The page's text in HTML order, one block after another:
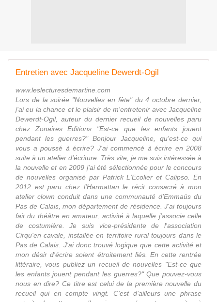
Entretien avec Jacqueline Dewerdt-Ogil
www.leslecturesdemartine.com
Lors de la soirée "Nouvelles en fête" du 4 octobre dernier,
j'ai eu la chance et le plaisir de m'entretenir avec Jacqueline
Dewerdt-Ogil, auteur du dernier recueil de nouvelles paru
chez Zonaires Editions "Est-ce que les enfants jouent
pendant les guerres?" Bonjour Jacqueline, qu'est-ce qui
vous a poussé à écrire? J'ai commencé à écrire en 2008
suite à un atelier d'écriture. Très vite, je me suis intéressée à
la nouvelle et en 2009 j'ai été sélectionnée pour le concours
de nouvelles organisé par Patrick L'Ecolier et Calipso. En
2012 est paru chez l'Harmattan le récit consacré à mon
atelier clown conduit dans une communauté d'Emmaüs du
Pas de Calais, mon département de résidence. J'ai toujours
fait du théâtre en amateur, activité à laquelle j'associe celle
de costumière. Je suis vice-présidente de l'association
Cirqu'en cavale, installée en territoire rural toujours dans le
Pas de Calais. J'ai donc trouvé logique que cette activité et
mon désir d'écrire soient étroitement liés. En cette rentrée
littéraire, vous publiez un recueil de nouvelles "Est-ce que
les enfants jouent pendant les guerres?" Que pouvez-vous
nous en dire? Ce titre est celui de la première nouvelle du
recueil qui en compte vingt. C'est d'ailleurs une phrase